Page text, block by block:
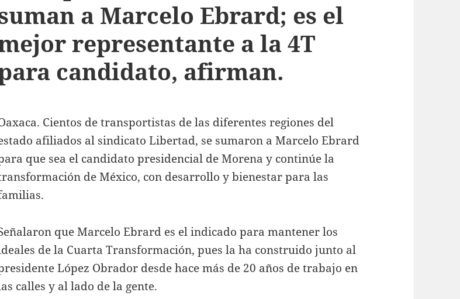
a Marcelo Ebrard; es el
representante a la 4T
candidato, afirman.
Cientos de transportistas de las diferentes regiones del
afiliados al sindicato Libertad, se sumaron a Marcelo Ebrard
que sea el candidato presidencial de Morena y continúe la
de México, con desarrollo y bienestar para las
que Marcelo Ebrard es el indicado para mantener los
de la Cuarta Transformación, pues la ha construido junto al
López Obrador desde hace más de 20 años de trabajo en
calles y al lado de la gente.